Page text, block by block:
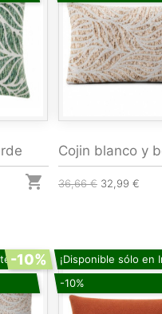

Cojin blanco y
36,66 € 32,99 €
-10%
¡Disponible sólo en
-10%